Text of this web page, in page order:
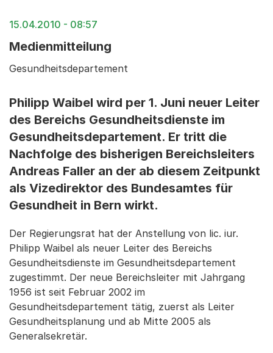
15.04.2010 - 08:57
Medienmitteilung
Gesundheitsdepartement
Philipp Waibel wird per 1. Juni neuer Leiter
des Bereichs Gesundheitsdienste im
Gesundheitsdepartement. Er tritt die
Nachfolge des bisherigen Bereichsleiters
Andreas Faller an der ab diesem Zeitpunkt
als Vizedirektor des Bundesamtes für
Gesundheit in Bern wirkt.
Der Regierungsrat hat der Anstellung von lic. iur.
Philipp Waibel als neuer Leiter des Bereichs
Gesundheitsdienste im Gesundheitsdepartement
zugestimmt. Der neue Bereichsleiter mit Jahrgang
1956 ist seit Februar 2002 im
Gesundheitsdepartement tätig, zuerst als Leiter
Gesundheitsplanung und ab Mitte 2005 als
Generalsekretär.